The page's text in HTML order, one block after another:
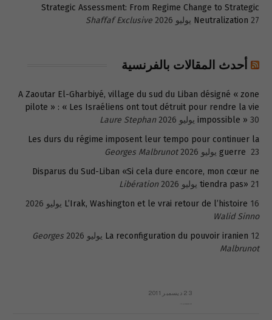
Strategic Assessment: From Regime Change to Strategic
Neutralization 27 يوليو 2026 Shaffaf Exclusive
أحدث المقالات بالفرنسية
A Zaoutar El-Gharbiyé, village du sud du Liban désigné « zone
pilote » : « Les Israéliens ont tout détruit pour rendre la vie
impossible » 30 يوليو 2026
Laure Stephan
Les durs du régime imposent leur tempo pour continuer la
guerre 23 يوليو 2026
Georges Malbrunot
Disparus du Sud-Liban «Si cela dure encore, mon cœur ne
tiendra pas» 21 يوليو 2026
Libération
L’Irak, Washington et le vrai retour de l’histoire 16 يوليو 2026
Walid Sinno
La reconfiguration du pouvoir iranien 12 يوليو 2026
Georges
Malbrunot
23 ديسمبر 2011